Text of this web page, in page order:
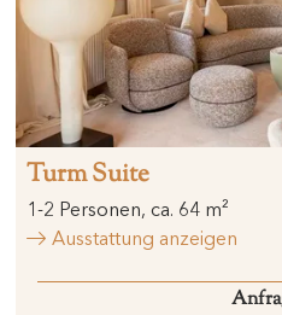
Turm Suite
1-2 Personen, ca. 64 m²
Ausstattung anzeigen